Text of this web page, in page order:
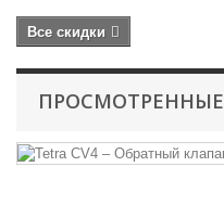
Все скидки